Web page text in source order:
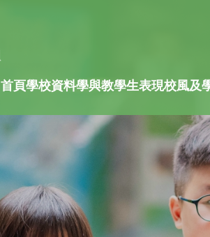
首頁學校資料學與教學生表現校風及